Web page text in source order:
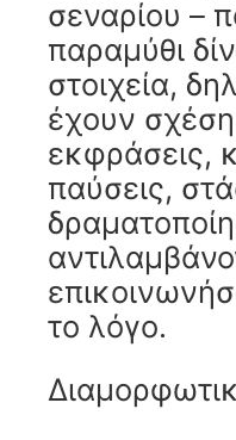
σεναρίου –
παραμύθι
στοιχεία,
έχουν
εκφράσεις,
παύσεις,
το λόγο.